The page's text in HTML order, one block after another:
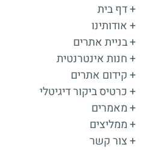
דף בית
אודותינו
בניית אתרים
חנות אינטרנטית
קידום אתרים
כרטיס ביקור דיגיטלי
מאמרים
ממליצים
צור קשר